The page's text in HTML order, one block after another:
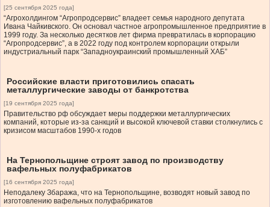
[25 сентября 2025 года]
“Агрохолдингом “Агропродсервис” владеет семья народного депутата
Ивана Чайкивского. Он основал частное агропромышленное предприятие в
1999 году. За несколько десятков лет фирма превратилась в корпорацию
“Агропродсервис”, а в 2022 году под контролем корпорации открыли
индустриальный парк “Западноукраинский промышленный ХАБ”
Российские власти приготовились спасать
металлургические заводы от банкротства
[19 сентября 2025 года]
Правительство рф обсуждает меры поддержки металлургических
компаний, которые из-за санкций и высокой ключевой ставки столкнулись с
кризисом масштабов 1990-х годов
На Тернопольщине строят завод по производству
вафельных полуфабрикатов
[16 сентября 2025 года]
Неподалеку Збаража, что на Тернопольщине, возводят новый завод по
изготовлению вафельных полуфабрикатов